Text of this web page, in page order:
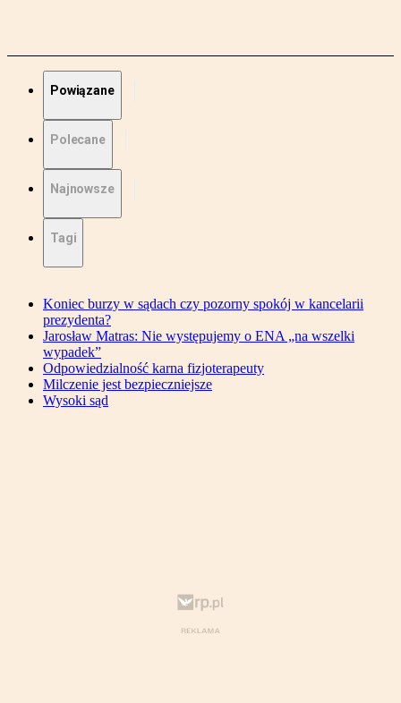
Powiązane
Polecane
Najnowsze
Tagi
Koniec burzy w sądach czy pozorny spokój w kancelarii
prezydenta?
Jarosław Matras: Nie występujemy o ENA „na wszelki
wypadek”
Odpowiedzialność karna fizjoterapeuty
Milczenie jest bezpieczniejsze
Wysoki sąd